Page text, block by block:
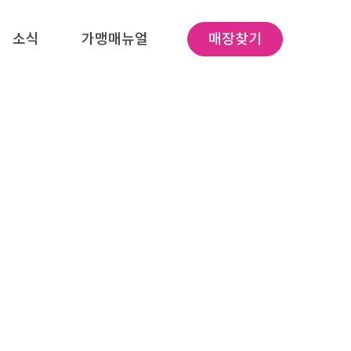
소식 가맹매뉴얼 매장찾기